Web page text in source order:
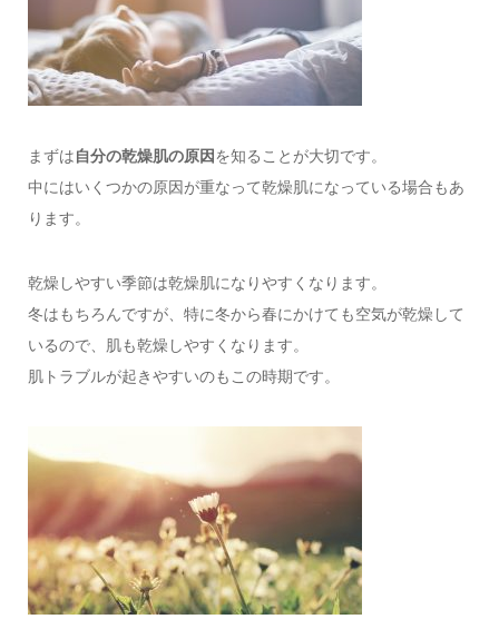
まずは自分の乾燥肌の原因を知ることが大切です。
中にはいくつかの原因が重なって乾燥肌になっている場合もあ
ります。
乾燥しやすい季節は乾燥肌になりやすくなります。
冬はもちろんですが、特に冬から春にかけても空気が乾燥して
いるので、肌も乾燥しやすくなります。
肌トラブルが起きやすいのもこの時期です。